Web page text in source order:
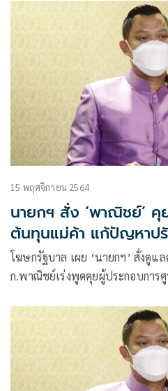
กันของผู้นำประเทศต่างๆ
15 พฤศจิกายน 2564
นายกฯ สั่ง ‘พาณิชย์’ คุ
ต้นทุนแม่ค้า แก้ปัญหาปรั
โฆษกรัฐบาล เผย ‘นายกฯ’ สั่งดูแ
ก.พาณิชย์เร่งพูดคุยผู้ประกอบกา